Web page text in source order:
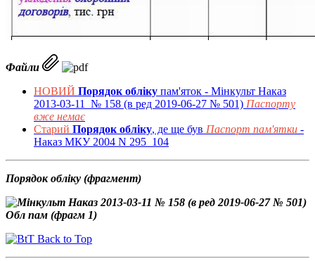
Файли
НОВИЙ Порядок обліку пам'яток - Мінкульт Наказ
2013-03-11 № 158 (в ред 2019-06-27 № 501) Паспорту
вже немає
Старий Порядок обліку, де ще був Паспорт пам'ятки -
Наказ МКУ 2004 N 295_104
Порядок обліку (фрагмент)
Back to Top